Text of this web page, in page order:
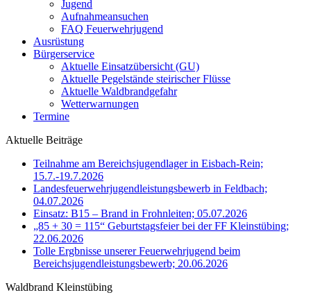
Jugend
Aufnahmeansuchen
FAQ Feuerwehrjugend
Ausrüstung
Bürgerservice
Aktuelle Einsatzübersicht (GU)
Aktuelle Pegelstände steirischer Flüsse
Aktuelle Waldbrandgefahr
Wetterwarnungen
Termine
Aktuelle Beiträge
Teilnahme am Bereichsjugendlager in Eisbach-Rein;
15.7.-19.7.2026
Landesfeuerwehrjugendleistungsbewerb in Feldbach;
04.07.2026
Einsatz: B15 – Brand in Frohnleiten; 05.07.2026
„85 + 30 = 115“ Geburtstagsfeier bei der FF Kleinstübing;
22.06.2026
Tolle Ergbnisse unserer Feuerwehrjugend beim
Bereichsjugendleistungsbewerb; 20.06.2026
Waldbrand Kleinstübing